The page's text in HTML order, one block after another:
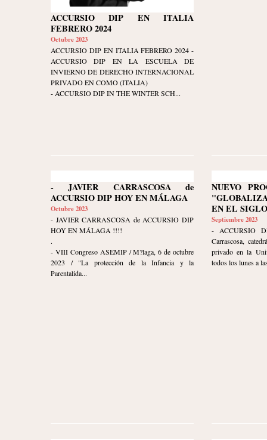
ACCURSIO DIP EN ITALIA
FEBRERO 2024
Octubre 2023
ACCURSIO DIP EN ITALIA FEBRERO 2024 -
ACCURSIO DIP EN LA ESCUELA DE
INVIERNO DE DERECHO INTERNACIONAL
PRIVADO EN COMO (ITALIA)
- ACCURSIO DIP IN THE WINTER SCH...
- JAVIER CARRASCOSA de
ACCURSIO DIP HOY EN MÁLAGA
Octubre 2023
- JAVIER CARRASCOSA de ACCURSIO DIP
HOY EN MÁLAGA !!!!
.
- VIII Congreso ASEMIP / M?laga, 6 de octubre
2023 / "La protección de la Infancia y la
Parentalida...
NUEVO
EN EL
Septiembre 2023
- ACCURSIO
Carrascosa,
privado en la
todos los lunes a